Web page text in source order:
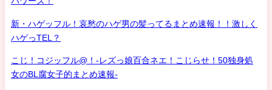
新・ハゲッフル！哀愁のハゲ男の髪ってるまとめ速報！！激しく
ハゲっTEL？
こじ！コジッフル@！-レズっ娘百合ネエ！こじらせ！50独身処
女のBL腐女子的まとめ速報-